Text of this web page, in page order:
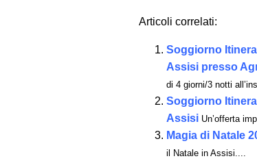
Articoli correlati:
Soggiorno
Assisi presso
di 4 giorni/3 notti
Soggiorno
Assisi Un’offerta
Magia di Natale
il Natale in Assisi....